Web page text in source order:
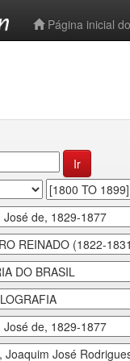
Página inicial